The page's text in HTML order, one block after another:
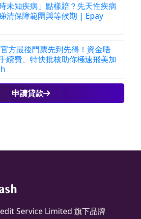
未知疾病」點樣賠？先天性疾病
清保障範圍與等候期 | Epay
官方最後門票先到先得！資金唔
續費、特快批核助你極速飛美加
申請貸款
Service Limited 旗下品牌